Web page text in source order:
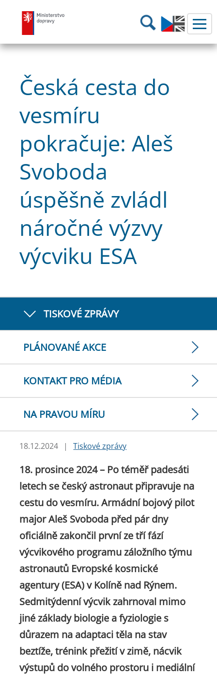
Ministerstvo dopravy Hledání
Česká cesta do
vesmíru
pokračuje: Aleš
Svoboda
úspěšně zvládl
náročné výzvy
výcviku ESA
TISKOVÉ ZPRÁVY
PLÁNOVANÉ AKCE
KONTAKT PRO MÉDIA
NA PRAVOU MÍRU
18.12.2024 | Tiskové zprávy
18. prosince 2024 – Po téměř padesáti
letech se český astronaut připravuje na
cestu do vesmíru. Armádní bojový pilot
major Aleš Svoboda před pár dny
oficiálně zakončil první ze tří fází
výcvikového programu záložního týmu
astronautů Evropské kosmické
agentury (ESA) v Kolíně nad Rýnem.
Sedmitýdenní výcvik zahrnoval mimo
jiné základy biologie a fyziologie s
důrazem na adaptaci těla na stav
beztíže, trénink přežití v zimě, nácvik
výstupů do volného prostoru i mediální